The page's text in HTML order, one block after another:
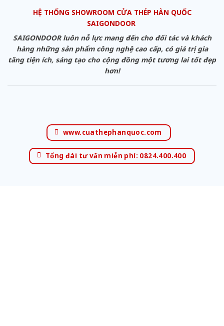
HỆ THỐNG SHOWROOM CỬA THÉP HÀN QUỐC
SAIGONDOOR
SAIGONDOOR luôn nỗ lực mang đến cho đối tác và khách
hàng những sản phẩm công nghệ cao cấp, có giá trị gia
tăng tiện ích, sáng tạo cho cộng đồng một tương lai tốt đẹp
hơn!
www.cuathephanquoc.com
Tổng đài tư vấn miễn phí: 0824.400.400